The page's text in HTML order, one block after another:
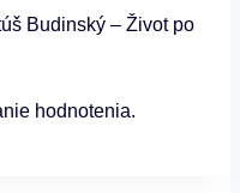
Budinský – Život po
hodnotenia.